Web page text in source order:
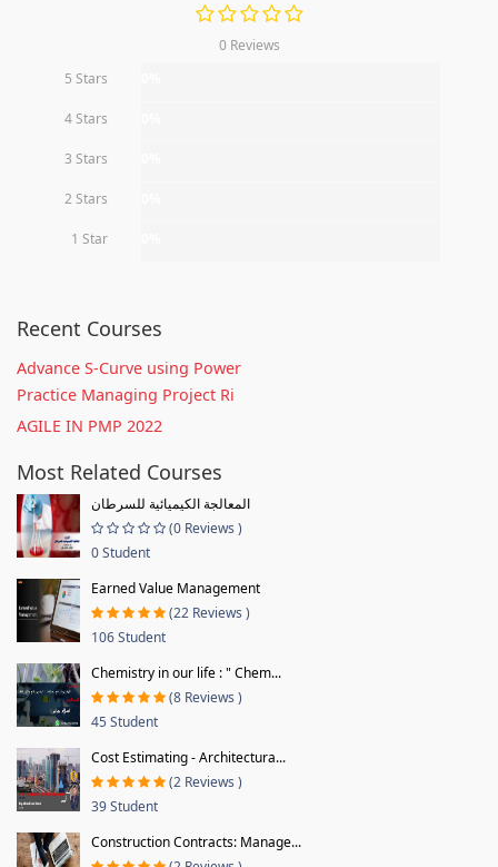
0 Reviews
5 Stars
4 Stars
3 Stars
2 Stars
1 Star
Recent Courses
Advance S-Curve using Power
Practice Managing Project Ri
AGILE IN PMP 2022
Most Related Courses
المعالجة الكيميائية للسرطان
(0 Reviews )
0 Student
Earned Value Management
(22 Reviews )
106 Student
Chemistry in our life : " Chem...
(8 Reviews )
45 Student
Cost Estimating - Architectura...
(2 Reviews )
39 Student
Construction Contracts: Manage...